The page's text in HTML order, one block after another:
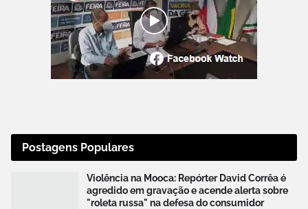
Postagens Populares
Violência na Mooca: Repórter David Corrêa é
agredido em gravação e acende alerta sobre
"roleta russa" na defesa do consumidor